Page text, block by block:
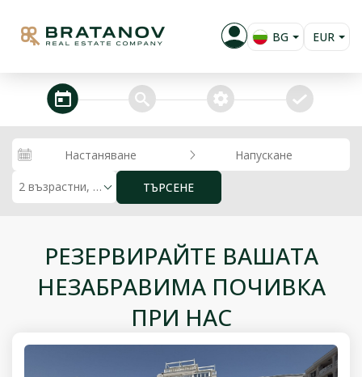
BG
RU
EUR
RON
KZT
steps_calendar search extra_services confirm
Настаняване Напускане
2 възрастни, 0 деца ТЪРСЕНЕ
РЕЗЕРВИРАЙТЕ ВАШАТА
НЕЗАБРАВИМА ПОЧИВКА
ПРИ НАС